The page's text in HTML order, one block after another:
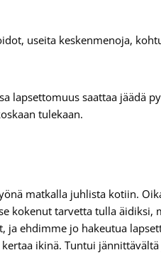
useita keskenmenoja,
lapsettomuus saattaa jäädä
tulekaan.
matkalla juhlista kotiin.
kokenut tarvetta tulla äidiksi,
ja ehdimme jo hakeutua
ikinä. Tuntui